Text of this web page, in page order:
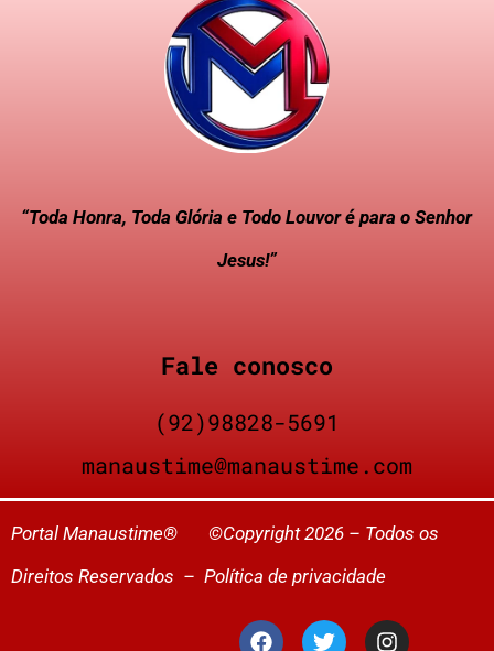
“Toda Honra, Toda Glória e Todo Louvor é para o Senhor
Jesus!”
Fale conosco
(92)98828-5691
manaustime@manaustime.com
Portal Manaustime® ©Copyright 2026 – Todos os
Direitos Reservados – Política de privacidade